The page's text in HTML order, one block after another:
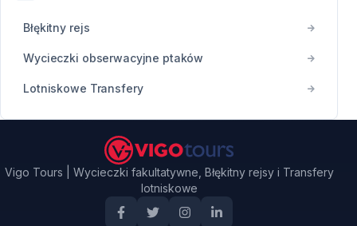
Błękitny rejs
Wycieczki obserwacyjne ptaków
Lotniskowe Transfery
Vigo Tours | Wycieczki fakultatywne, Błękitny rejsy i Transfery
lotniskowe